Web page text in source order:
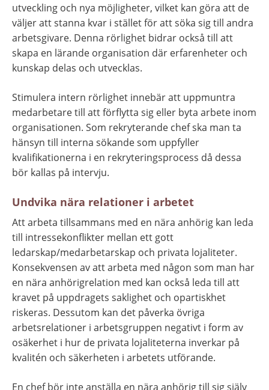
utveckling och nya möjligheter, vilket kan göra att de
väljer att stanna kvar i stället för att söka sig till andra
arbetsgivare. Denna rörlighet bidrar också till att
skapa en lärande organisation där erfarenheter och
kunskap delas och utvecklas.
Stimulera intern rörlighet innebär att uppmuntra
medarbetare till att förflytta sig eller byta arbete inom
organisationen. Som rekryterande chef ska man ta
hänsyn till interna sökande som uppfyller
kvalifikationerna i en rekryteringsprocess då dessa
bör kallas på intervju.
Undvika nära relationer i arbetet
Att arbeta tillsammans med en nära anhörig kan leda
till intressekonflikter mellan ett gott
ledarskap/medarbetarskap och privata lojaliteter.
Konsekvensen av att arbeta med någon som man har
en nära anhörigrelation med kan också leda till att
kravet på uppdragets saklighet och opartiskhet
riskeras. Dessutom kan det påverka övriga
arbetsrelationer i arbetsgruppen negativt i form av
osäkerhet i hur de privata lojaliteterna inverkar på
kvalitén och säkerheten i arbetets utförande.
En chef bör inte anställa en nära anhörig till sig själv